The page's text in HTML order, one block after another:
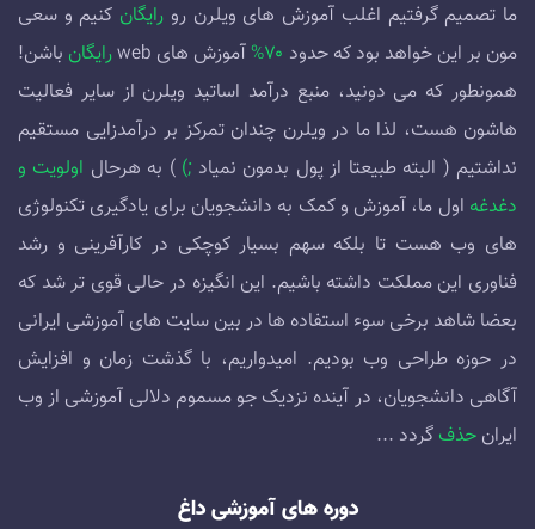
ما تصمیم گرفتیم اغلب آموزش های ویلرن رو رایگان کنیم و سعی
مون بر این خواهد بود که حدود ۷۰% آموزش های web رایگان باشن!
همونطور که می دونید، منبع درآمد اساتید ویلرن از سایر فعالیت
هاشون هست، لذا ما در ویلرن چندان تمرکز بر درآمدزایی مستقیم
نداشتیم ( البته طبیعتا از پول بدمون نمیاد ;) ) به هرحال اولویت و
دغدغه اول ما، آموزش و کمک به دانشجویان برای یادگیری تکنولوژی
های وب هست تا بلکه سهم بسیار کوچکی در کارآفرینی و رشد
فناوری این مملکت داشته باشیم. این انگیزه در حالی قوی تر شد که
بعضا شاهد برخی سوء استفاده ها در بین سایت های آموزشی ایرانی
در حوزه طراحی وب بودیم. امیدواریم، با گذشت زمان و افزایش
آگاهی دانشجویان، در آینده نزدیک جو مسموم دلالی آموزشی از وب
ایران حذف گردد ...
دوره های آموزشی داغ